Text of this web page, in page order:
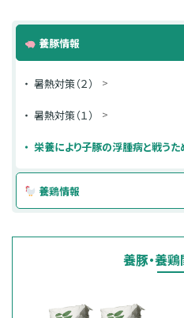
養豚情報
暑熱対策（２）
暑熱対策（１）
栄養により子豚の浮腫病と戦う
養鶏情報
養豚・養